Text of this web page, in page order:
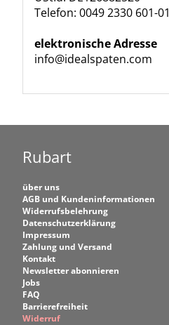
Telefon: 0049 2330 601-01
elektronische Adresse
info@idealspaten.com
Rubart
über uns
AGB und Kundeninformationen
Widerrufsbelehrung
Datenschutzerklärung
Impressum
Zahlung und Versand
Kontakt
Newsletter abonnieren
Jobs
FAQ
Barrierefreiheit
Widerruf